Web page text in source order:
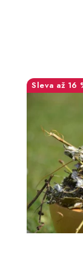
až 16